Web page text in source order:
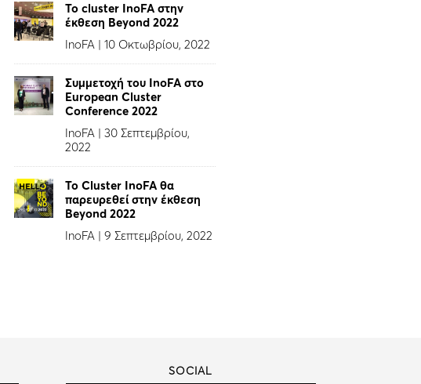
Το cluster InoFA στην
έκθεση Beyond 2022
InoFA |10 Οκτωβρίου, 2022
Συμμετοχή του InoFA στο
European Cluster
Conference 2022
InoFA |30 Σεπτεμβρίου,
2022
Το Cluster InoFA θα
παρευρεθεί στην έκθεση
Beyond 2022
InoFA |9 Σεπτεμβρίου, 2022
SOCIAL